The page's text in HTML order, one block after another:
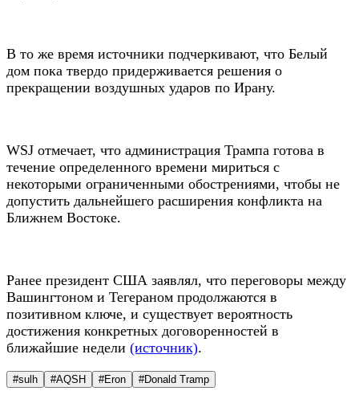
В то же время источники подчеркивают, что Белый
дом пока твердо придерживается решения о
прекращении воздушных ударов по Ирану.
WSJ отмечает, что администрация Трампа готова в
течение определенного времени мириться с
некоторыми ограниченными обострениями, чтобы не
допустить дальнейшего расширения конфликта на
Ближнем Востоке.
Ранее президент США заявлял, что переговоры между
Вашингтоном и Тегераном продолжаются в
позитивном ключе, и существует вероятность
достижения конкретных договоренностей в
ближайшие недели (источник).
#sulh #AQSH #Eron #Donald Tramp